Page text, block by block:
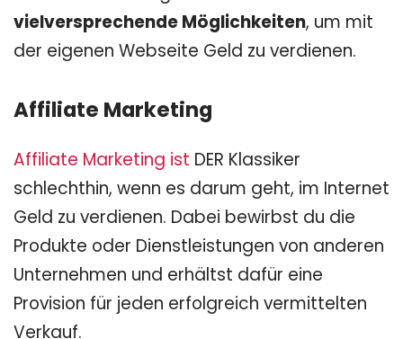
vielversprechende Möglichkeiten, um mit
der eigenen Webseite Geld zu verdienen.
Affiliate Marketing
Affiliate Marketing ist DER Klassiker
schlechthin, wenn es darum geht, im Internet
Geld zu verdienen. Dabei bewirbst du die
Produkte oder Dienstleistungen von anderen
Unternehmen und erhältst dafür eine
Provision für jeden erfolgreich vermittelten
Verkauf.